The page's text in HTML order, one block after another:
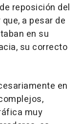
reposición del
a pesar de
en su
su correcto
en
muy